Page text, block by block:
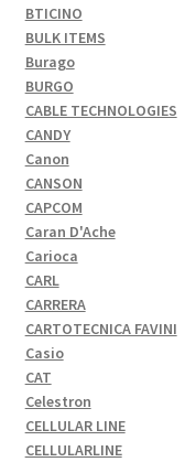
BTICINO
BULK ITEMS
Burago
BURGO
CABLE TECHNOLOGIES
CANDY
Canon
CANSON
CAPCOM
Caran D'Ache
Carioca
CARL
CARRERA
CARTOTECNICA FAVINI
Casio
CAT
Celestron
CELLULAR LINE
CELLULARLINE